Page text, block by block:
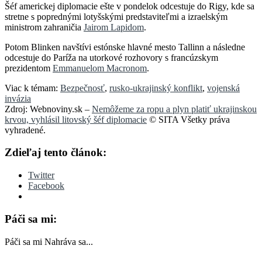
Šéf americkej diplomacie ešte v pondelok odcestuje do Rigy, kde sa
stretne s poprednými lotyšskými predstaviteľmi a izraelským
ministrom zahraničia Jairom Lapidom.
Potom Blinken navštívi estónske hlavné mesto Tallinn a následne
odcestuje do Paríža na utorkové rozhovory s francúzskym
prezidentom Emmanuelom Macronom.
Viac k témam: Bezpečnosť, rusko-ukrajinský konflikt, vojenská
invázia
Zdroj: Webnoviny.sk – Nemôžeme za ropu a plyn platiť ukrajinskou
krvou, vyhlásil litovský šéf diplomacie © SITA Všetky práva
vyhradené.
Zdieľaj tento článok:
Twitter
Facebook
Páči sa mi:
Páči sa mi Nahráva sa...